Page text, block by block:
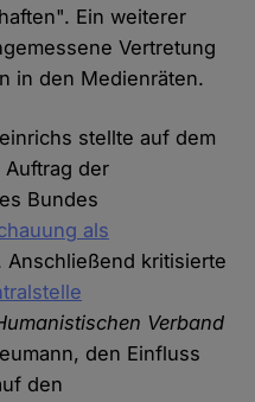
Ein weiterer
Vertretung
in den Medienräten.
stellte auf dem
der
Bundes
als
Anschließend kritisierte
Verband
den Einfluss
den